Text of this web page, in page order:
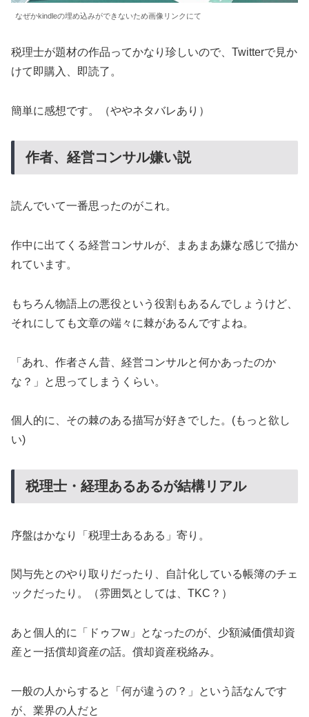
なぜかkindleの埋め込みができないため画像リンクにて
税理士が題材の作品ってかなり珍しいので、Twitterで見か
けて即購入、即読了。
簡単に感想です。（ややネタバレあり）
作者、経営コンサル嫌い説
読んでいて一番思ったのがこれ。
作中に出てくる経営コンサルが、まあまあ嫌な感じで描か
れています。
もちろん物語上の悪役という役割もあるんでしょうけど、
それにしても文章の端々に棘があるんですよね。
「あれ、作者さん昔、経営コンサルと何かあったのか
な？」と思ってしまうくらい。
個人的に、その棘のある描写が好きでした。(もっと欲し
い)
税理士・経理あるあるが結構リアル
序盤はかなり「税理士あるある」寄り。
関与先とのやり取りだったり、自計化している帳簿のチェ
ックだったり。（雰囲気としては、TKC？）
あと個人的に「ドゥフw」となったのが、少額減価償却資
産と一括償却資産の話。償却資産税絡み。
一般の人からすると「何が違うの？」という話なんです
が、業界の人だと